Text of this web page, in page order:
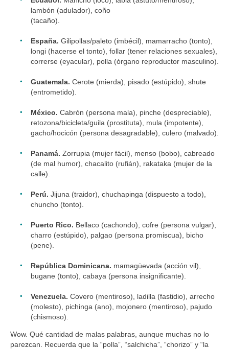
lambón (adulador), coño
(tacaño).
España. Gilipollas/paleto (imbécil), mamarracho (tonto),
longi (hacerse el tonto), follar (tener relaciones sexuales),
correrse (eyacular), polla (órgano reproductor masculino).
Guatemala. Cerote (mierda), pisado (estúpido), shute
(entrometido).
México. Cabrón (persona mala), pinche (despreciable),
retozona/bicicleta/guila (prostituta), mula (impotente),
gacho/hocicón (persona desagradable), culero (malvado).
Panamá. Zorrupia (mujer fácil), menso (bobo), cabreado
(de mal humor), chacalito (rufián), rakataka (mujer de la
calle).
Perú. Jijuna (traidor), chuchapinga (dispuesto a todo),
chuncho (tonto).
Puerto Rico. Bellaco (cachondo), cofre (persona vulgar),
charro (estúpido), palgao (persona promiscua), bicho
(pene).
República Dominicana. mamagüevada (acción vil),
bugane (tonto), cabaya (persona insignificante).
Venezuela. Covero (mentiroso), ladilla (fastidio), arrecho
(molesto), pichinga (ano), mojonero (mentiroso), pajudo
(chismoso).
Wow. Qué cantidad de malas palabras, aunque muchas no lo
parezcan. Recuerda que la “polla”, “salchicha”, “chorizo” y “la